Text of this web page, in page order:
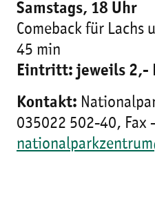
Samstags, 18 Uhr
Comeback für Lachs
45 min
Eintritt: jeweils 2,-
Kontakt:
035022 502-40, Fax